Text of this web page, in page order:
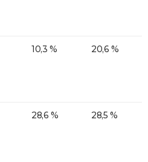
10,3 % 20,6 %
28,6 % 28,5 %